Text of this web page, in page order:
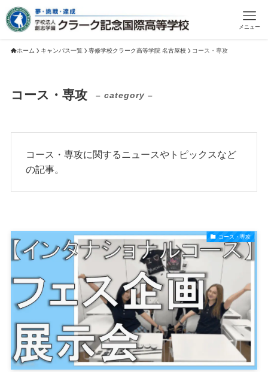
メニュー
ホーム キャンパス一覧 専修学校クラーク高等学院 名古屋校 コース・専攻
コース・専攻 – category –
コース・専攻に関するニュースやトピックスなど
の記事。
コース・専攻